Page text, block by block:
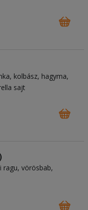
kolbász hagyma
sajt
ragu vörösbab